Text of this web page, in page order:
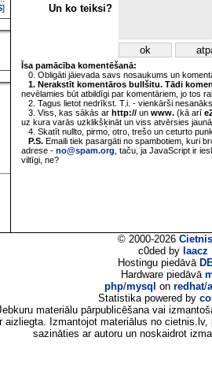
] Un ko teiksi?
Īsa pamācība komentēšanā:
0. Obligāti jāievada savs nosaukums un
1. Nerakstīt komentāros bullšitu. Tādi
nevēlamies būt atbildīgi par komentāriem, jo tos
2. Tagus lietot nedrīkst. T.i. - vienkārši
3. Viss, kas sākās ar http:// un www. (kā arī
uz kura varās uzklikšķināt un viss atvērsies jaunā
4. Skatīt nullto, pirmo, otro, trešo un ceturto
P.S. Emaili tiek pasargāti no spambotiem, kuri
adrese - no@spam.org , taču, ja JavaScript ir
viltīgi, ne?
© 2000-2026
c0ded by laacz
Hostingu piedāvā
Hardware piedāvā
php/mysql on redhat/
Statistika powered by
materiālu pārpublicēšana vai
aizliegta. Izmantojot materiālus no
sazināties ar autoru un noskaidrot